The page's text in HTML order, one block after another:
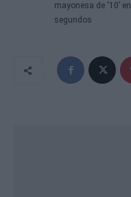
mayonesa de ‘10’ en
segundos